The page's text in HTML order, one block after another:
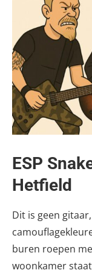
ESP
Hetfield
Dit is geen
buren roepen
woonkamer